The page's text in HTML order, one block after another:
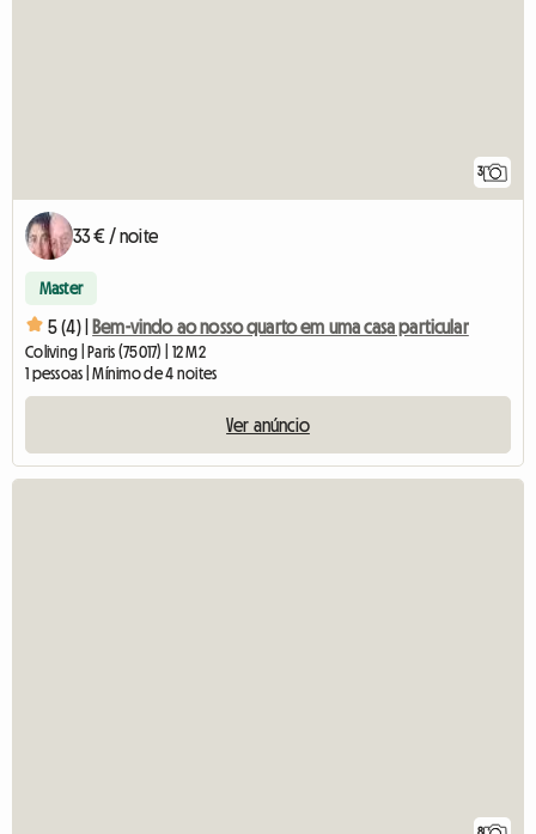
3
33 € / noite
Master
5 (4) | Bem-vindo ao nosso quarto em uma casa particular
Coliving | Paris (75017) | 12 M2
1 pessoas | Mínimo de 4 noites
Ver anúncio